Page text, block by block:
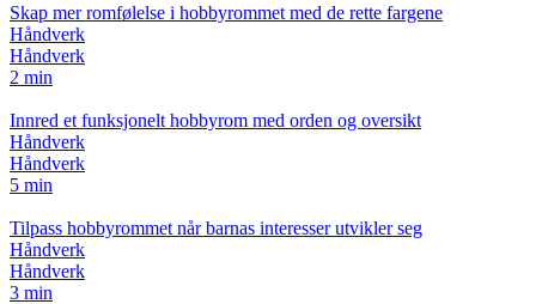
Skap mer romfølelse i hobbyrommet med de rette fargene
Håndverk
Håndverk
2 min
Innred et funksjonelt hobbyrom med orden og oversikt
Håndverk
Håndverk
5 min
Tilpass hobbyrommet når barnas interesser utvikler seg
Håndverk
Håndverk
3 min